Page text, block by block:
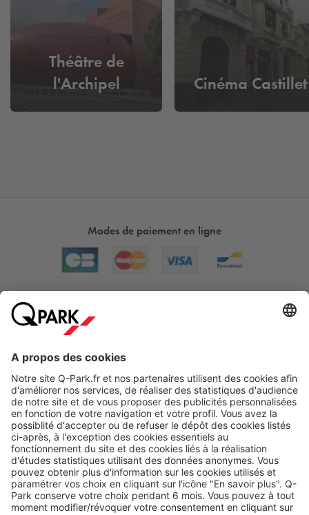
Théâtre de
l'Archipel
Cinéma Castillet
Modes de paiement en ligne
Nos produits
Nos services